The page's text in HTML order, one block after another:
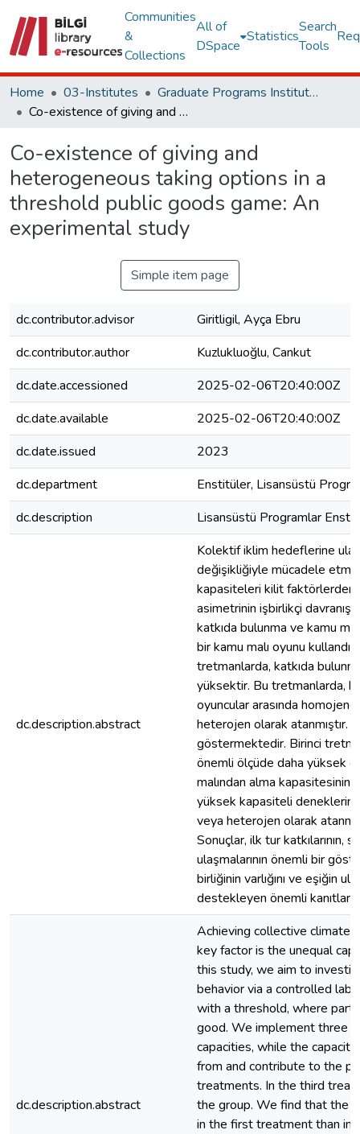
Communities
&
Collections
All of
DSpace
Statistics
Search
Tools
Home 03-Institutes
Graduate Programs Institute Thesis Collection
Co-existence of giving and heterogeneous taking options in a threshold public goods game: An experimental study
Co-existence of giving and
heterogeneous taking options in a
threshold public goods game: An
experimental study
Simple item page
dc.contributor.advisor
Giritligil, Ayça Ebru
dc.contributor.author
Kuzlukluoğlu, Cankut
dc.date.accessioned
2025-02-06T20:40:00Z
dc.date.available
2025-02-06T20:40:00Z
dc.date.issued
2023
dc.department
Enstitüler, Lisansüstü
dc.description
Lisansüstü Programlar
dc.description.abstract
Kolektif iklim hedeflerine
değişikliğiyle mücadele etme
kapasiteleri kilit faktörlerden
asimetrinin işbirlikçi davranış
katkıda bulunma ve kamu
bir kamu malı oyunu
tretmanlarda, katkıda
yüksektir. Bu tretmanlarda,
oyuncular arasında
heterojen olarak atanmıştır.
göstermektedir. Birinci
önemli ölçüde daha yüksek
malından alma kapasitesinin
yüksek kapasiteli deneklerin
veya heterojen olarak
Sonuçlar, ilk tur katkılarının,
ulaşmalarının önemli bir
birliğinin varlığını ve eşiğin
destekleyen önemli kanıtlar
dc.description.abstract
Achieving collective climate
key factor is the unequal
this study, we aim to
behavior via a controlled
with a threshold, where
good. We implement three
capacities, while the
from and contribute to the
treatments. In the third
the group. We find that the
in the first treatment than in